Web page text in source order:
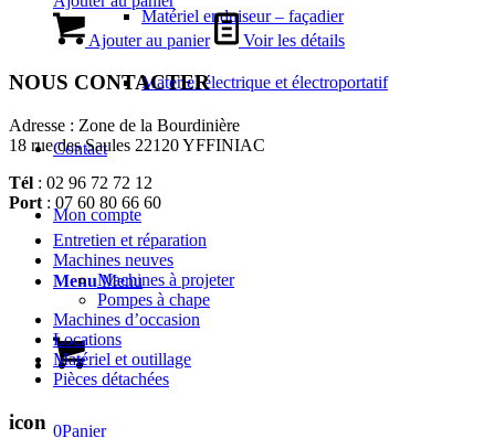
Matériel enduiseur – façadier
Matériel électrique et électroportatif
Contact
Mon compte
Menu Menu
0Panier
Ajouter au panier Voir les détails
NOUS CONTACTER
Adresse : Zone de la Bourdinière
18 rue des Saules 22120 YFFINIAC
Tél : 02 96 72 72 12
Port : 07 60 80 66 60
Entretien et réparation
Machines neuves
Machines à projeter
Pompes à chape
Machines d’occasion
Locations
Matériel et outillage
Pièces détachées
icon